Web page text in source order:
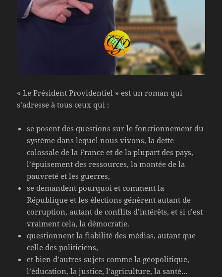
« Le Président Providentiel » est un roman qui
s’adresse à tous ceux qui :
se posent des questions sur le fonctionnement du
système dans lequel nous vivons, la dette
colossale de la France et de la plupart des pays,
l’épuisement des ressources, la montée de la
pauvreté et les guerres,
se demandent pourquoi et comment la
République et les élections génèrent autant de
corruption, autant de conflits d’intérêts, et si c’est
vraiment cela, la démocratie.
questionnent la fiabilité des médias, autant que
celle des politiciens,
et bien d’autres sujets comme la géopolitique,
l’éducation, la justice, l’agriculture, la santé…